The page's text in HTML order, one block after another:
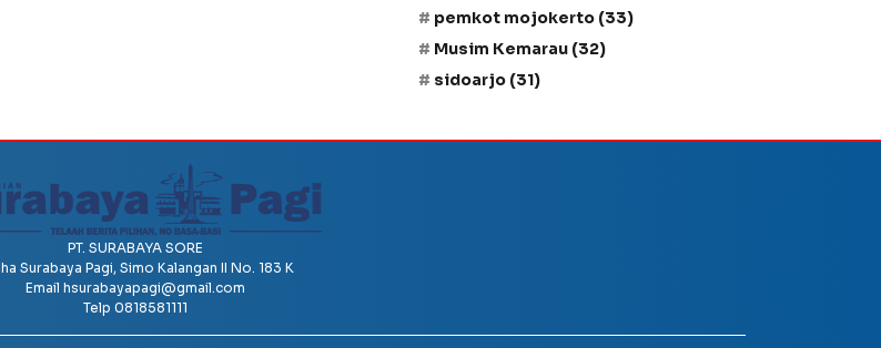
pemkot mojokerto (33)
Musim Kemarau (32)
sidoarjo (31)
PT. SURABAYA SORE
Surabaya Pagi, Simo Kalangan II No. 183 K
Email hsurabayapagi@gmail.com
Telp 0818581111